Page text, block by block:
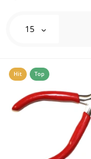
15
Hit Top